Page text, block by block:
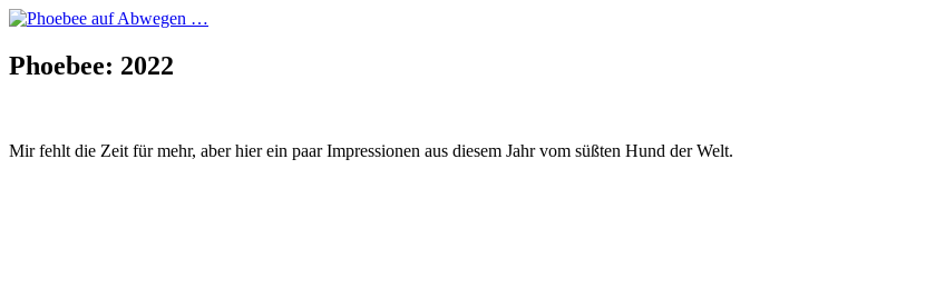
Phoebee auf Abwegen …
Phoebee: 2022
Mir fehlt die Zeit für mehr, aber hier ein paar Impressionen aus diesem Jahr vom süßten Hund der Welt.